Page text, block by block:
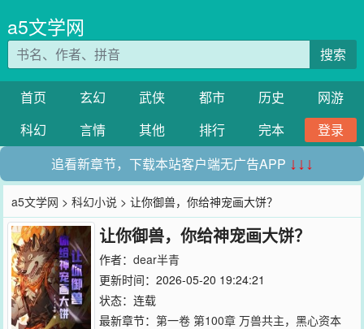
a5文学网
搜索
首页 玄幻 武侠 都市 历史
网游
科幻
言情 其他 排行 完本
登录
追看新章节，下载本站客户端无广告APP ↓↓↓
a5文学网 >科幻小说 > 让你御兽，你给神宠画大饼？
让你御兽，你给神宠画大饼？
作者： dear半青
更新时间：2026-05-20 19:24:21
状态：连载
最新章节： 第一卷 第100章 万兽共主，黑心资本